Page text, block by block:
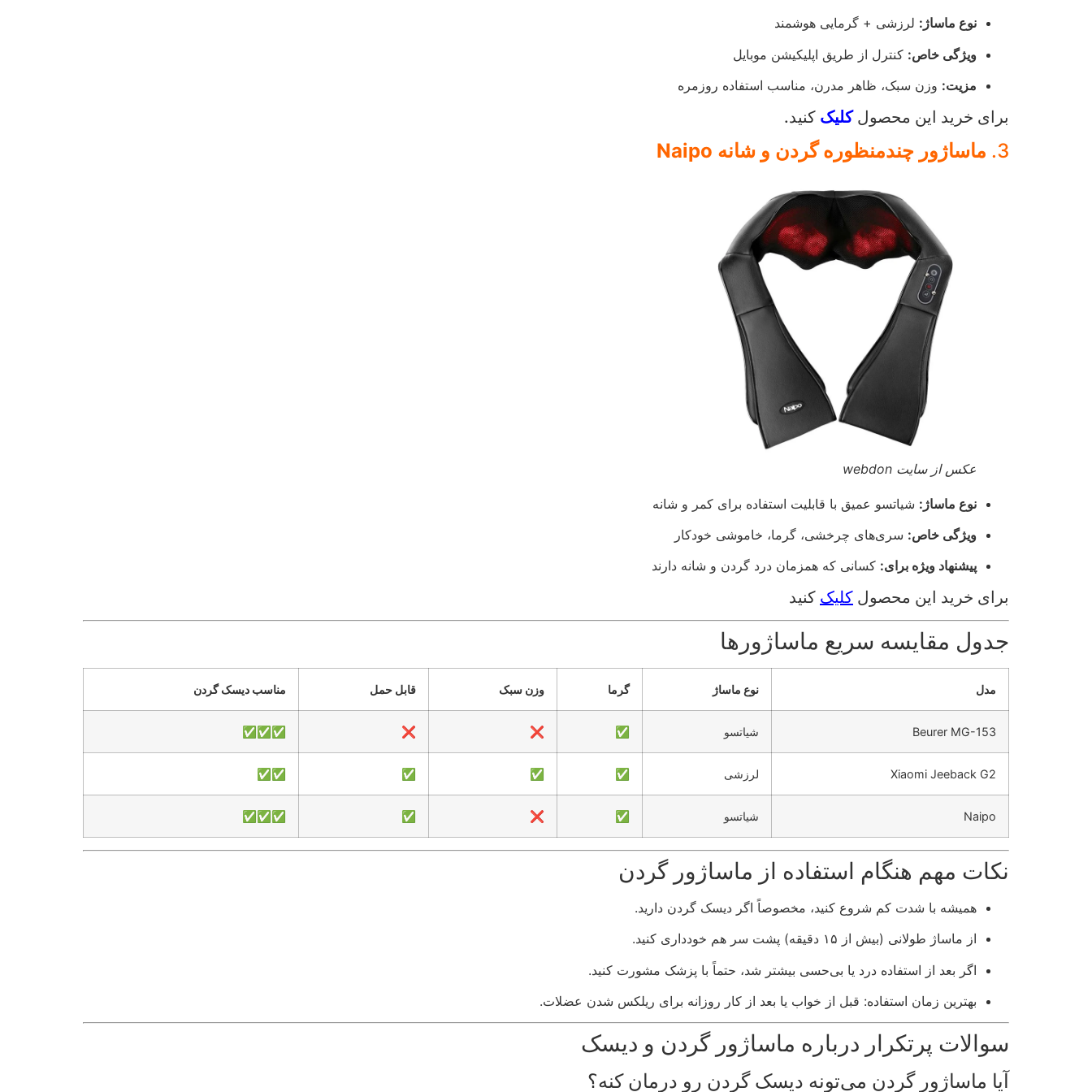
نوع ماساژ: لرزشی + گرمایی هوشمند
ویژگی خاص: کنترل از طریق اپلیکیشن موبایل
مزیت: وزن سبک، ظاهر مدرن، مناسب استفاده روزمره
برای خرید این محصولکلیک کنید.
3. ماساژور چندمنظوره گردن و شانه Naipo
عکس از سایت webdon
نوع ماساژ: شیاتسو عمیق با قابلیت استفاده برای کمر و شانه
ویژگی خاص: سری‌های چرخشی، گرما، خاموشی خودکار
پیشنهاد ویژه برای: کسانی که همزمان درد گردن و شانه دارند
برای خرید این محصول کلیک کنید
جدول مقایسه سریع ماساژورها
مدل نوع ماساژ گرما وزن سبک قابل حمل مناسب دیسک گردن
Beurer MG-153 شیاتسو ✅
❌
❌
✅✅✅
Xiaomi Jeeback G2 لرزشی ✅
✅
✅
✅✅
Naipo شیاتسو ✅
❌
✅
✅✅✅
نکات مهم هنگام استفاده از ماساژور گردن
همیشه با شدت کم شروع کنید، مخصوصاً اگر دیسک گردن دارید.
از ماساژ طولانی (بیش از ۱۵ دقیقه) پشت سر هم خودداری کنید.
اگر بعد از استفاده درد یا بی‌حسی بیشتر شد، حتماً با پزشک مشورت کنید.
بهترین زمان استفاده: قبل از خواب یا بعد از کار روزانه برای ریلکس شدن عضلات.
سوالات پرتکرار درباره ماساژور گردن و دیسک
آیا ماساژور گردن می‌تونه دیسک گردن رو درمان کنه؟